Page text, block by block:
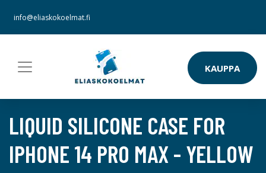
info@eliaskokoelmat.fi
KAUPPA
LIQUID SILICONE CASE FOR
IPHONE 14 PRO MAX - YELLOW